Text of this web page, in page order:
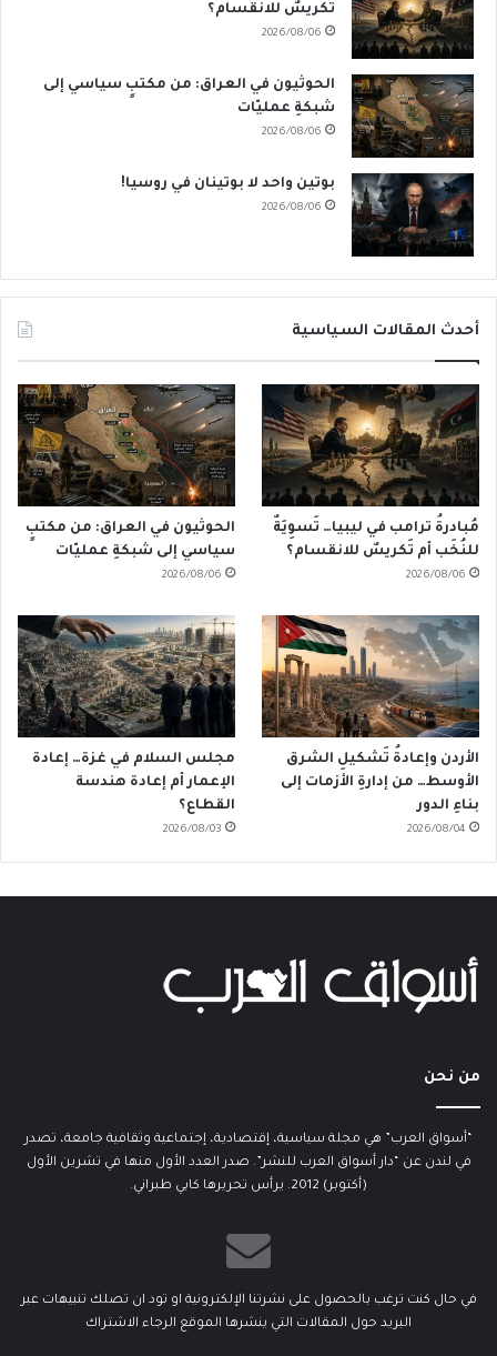
تَكريسٌ للانقسام؟
2026/08/06
الحوثيون في العراق: من مكتبٍ سياسي إلى
شبكةِ عمليّات
2026/08/06
بوتين واحد لا بوتينان في روسيا!
2026/08/06
أحدث المقالات السياسية
مُبادرةُ ترامب في ليبيا… تَسوِيَةٌ
للنُخَب أم تَكريسٌ للانقسام؟
2026/08/06
الحوثيون في العراق: من مكتبٍ
سياسي إلى شبكةِ عمليّات
2026/08/06
الأردن وإعادةُ تَشكيلِ الشرق
الأوسط… من إدارةِ الأزمات إلى
بناءِ الدور
2026/08/04
مجلس السلام في غزة… إعادة
الإعمار أم إعادة هندسة
القطاع؟
2026/08/03
من نحن
“أسواق العرب” هي مجلة سياسية، إقتصادية، إجتماعية وثقافية جامعة، تصدر
في لندن عن “دار أسواق العرب للنشر”. صدر العدد الأول منها في تشرين الأول
(أكتوبر) 2012. يرأس تحريرها كابي طبراني.
في حال كنت ترغب بالحصول على نشرتنا الإلكترونية او تود ان تصلك تنبيهات عبر
البريد حول المقالات التي ينشرها الموقع الرجاء الاشتراك